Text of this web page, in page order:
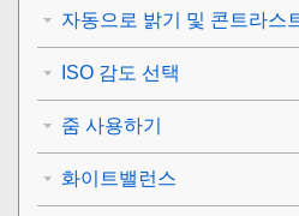
자동으로 밝기 및 콘트라스
ISO 감도 선택
줌 사용하기
화이트밸런스